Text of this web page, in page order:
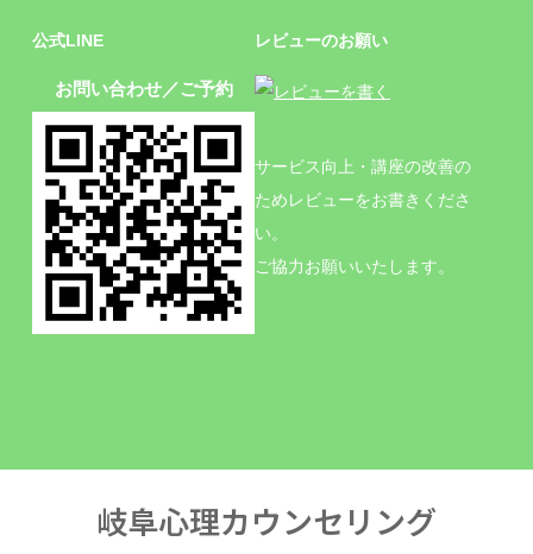
公式LINE
お問い合わせ／ご予約
レビューのお願い
サービス向上・講座の改善の
ためレビューをお書きくださ
い。
ご協力お願いいたします。
岐阜心理カウンセリング